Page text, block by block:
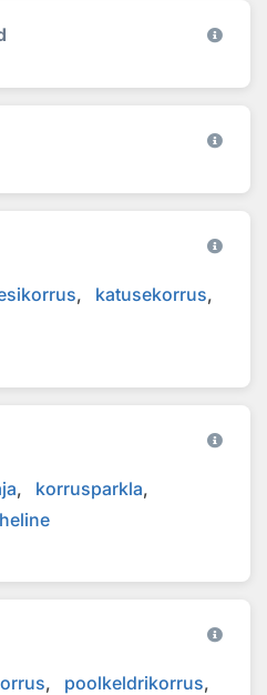
katusekorrus
korrusparkla
poolkeldrikorrus